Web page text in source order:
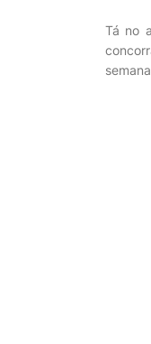
Tá no